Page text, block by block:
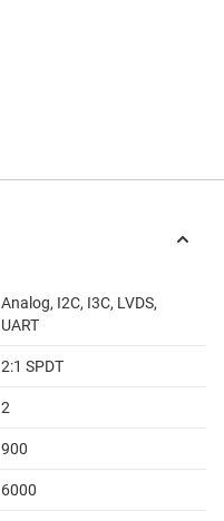
Analog, I2C, I3C, LVDS,
UART
2:1 SPDT
2
900
6000